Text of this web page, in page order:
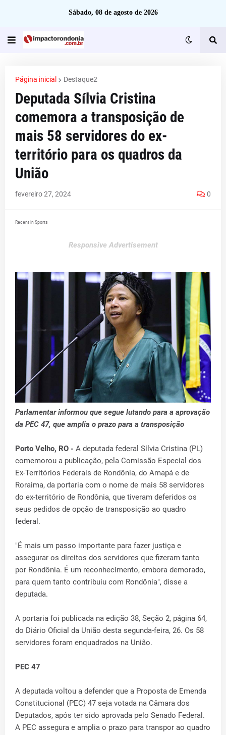
Sábado, 08 de agosto de 2026
Página inicial Destaque2
Deputada Sílvia Cristina
comemora a transposição de
mais 58 servidores do ex-
território para os quadros da
União
fevereiro 27, 2024 0
Recent in Sports
Responsive Advertisement
Parlamentar informou que segue lutando para a aprovação
da PEC 47, que amplia o prazo para a transposição
Porto Velho, RO - A deputada federal Sílvia Cristina (PL)
comemorou a publicação, pela Comissão Especial dos
Ex-Territórios Federais de Rondônia, do Amapá e de
Roraima, da portaria com o nome de mais 58 servidores
do ex-território de Rondônia, que tiveram deferidos os
seus pedidos de opção de transposição ao quadro
federal.
"É mais um passo importante para fazer justiça e
assegurar os direitos dos servidores que fizeram tanto
por Rondônia. É um reconhecimento, embora demorado,
para quem tanto contribuiu com Rondônia", disse a
deputada.
A portaria foi publicada na edição 38, Seção 2, página 64,
do Diário Oficial da União desta segunda-feira, 26. Os 58
servidores foram enquadrados na União.
PEC 47
A deputada voltou a defender que a Proposta de Emenda
Constitucional (PEC) 47 seja votada na Câmara dos
Deputados, após ter sido aprovada pelo Senado Federal.
A PEC assegura e amplia o prazo para transpor ao quadro